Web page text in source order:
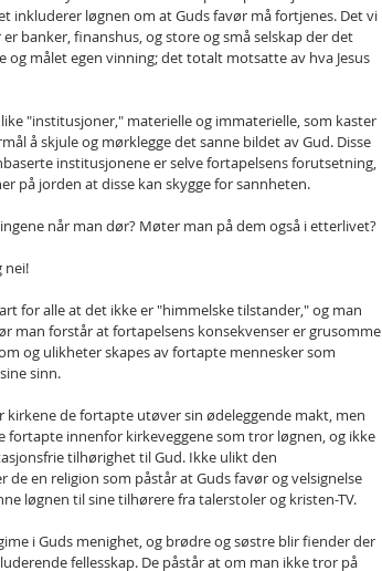
inkluderer løgnen om at Guds favør må fortjenes. Det vi
banker, finanshus, og store og små selskap der det
og målet egen vinning; det totalt motsatte av hva Jesus
"institusjoner," materielle og immaterielle, som kaster
å skjule og mørklegge det sanne bildet av Gud. Disse
institusjonene er selve fortapelsens forutsetning,
på jorden at disse kan skygge for sannheten.
når man dør? Møter man på dem også i etterlivet?
nei!
for alle at det ikke er "himmelske tilstander," og man
man forstår at fortapelsens konsekvenser er grusomme
og ulikheter skapes av fortapte mennesker som
sinn.
kirkene de fortapte utøver sin ødeleggende makt, men
fortapte innenfor kirkeveggene som tror løgnen, og ikke
tilhørighet til Gud. Ikke ulikt den
en religion som påstår at Guds favør og velsignelse
løgnen til sine tilhørere fra talerstoler og kristen-TV.
i Guds menighet, og brødre og søstre blir fiender der
fellesskap. De påstår at om man ikke tror på